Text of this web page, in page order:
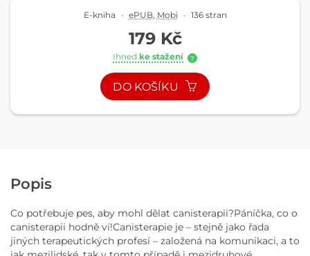
E-kniha · ePUB, Mobi · 136 stran
179 Kč
Ihned ke stažení ?
DO KOŠÍKU
Popis
Co potřebuje pes, aby mohl dělat canisterapii?Páníčka, co o
canisterapii hodně ví!Canisterapie je – stejně jako řada
jiných terapeutických profesí – založená na komunikaci, a to